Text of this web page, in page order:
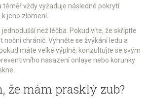
téměř vždy vyžaduje následné pokrytí
k jeho zlomení.
jednodušší než léčba. Pokud víte, že skřípíte
noční chránič. Vyhněte se žvýkání ledu a
máte velké výplně, konzultujte se svým
nasazení onlaye nebo korunky
že mám prasklý zub?